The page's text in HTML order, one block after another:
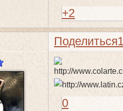
+2
Поделиться
0